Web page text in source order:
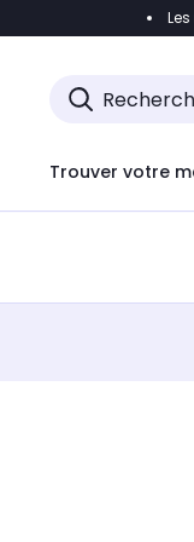
Accéder
Trouver votre